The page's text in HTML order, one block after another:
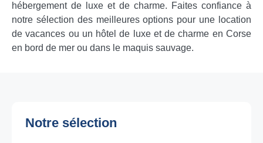
hébergement de luxe et de charme. Faites confiance à
notre sélection des meilleures options pour une location
de vacances ou un hôtel de luxe et de charme en Corse
en bord de mer ou dans le maquis sauvage.
Notre sélection